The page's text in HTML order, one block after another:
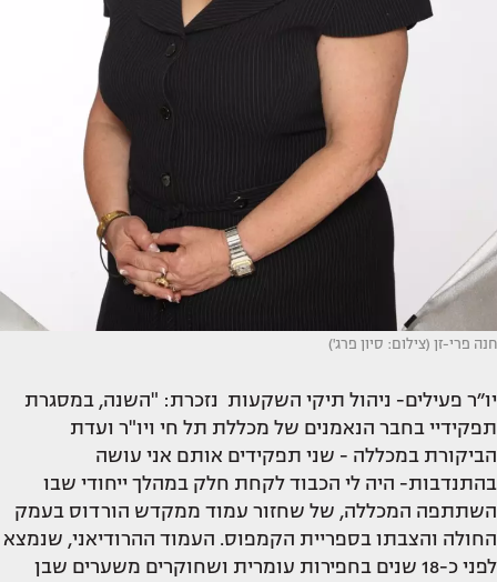
חנה פרי-זן (צילום: סיון פרג')
יו״ר פעילים- ניהול תיקי השקעות נזכרת: "השנה, במסגרת
תפקידיי בחבר הנאמנים של מכללת תל חי ויו"ר ועדת
הביקורת במכללה - שני תפקידים אותם אני עושה
בהתנדבות- היה לי הכבוד לקחת חלק במהלך ייחודי שבו
השתתפה המכללה, של שחזור עמוד ממקדש הורדוס בעמק
החולה והצבתו בספריית הקמפוס. העמוד ההרודיאני, שנמצא
לפני כ-18 שנים בחפירות עומרית ושחוקרים משערים שבן